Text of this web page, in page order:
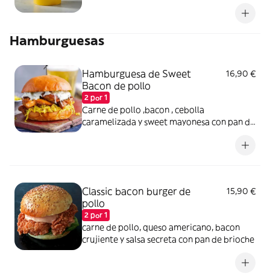
perfecta para acompañar con una cerveza
paraíso de las alitas?”
Hamburguesas
Hamburguesa de Sweet
Bacon de pollo
2 por 1
16,90 €
Carne de pollo ,bacon , cebolla
caramelizada y sweet mayonesa con pan de
Classic bacon burger de
pollo
2 por 1
15,90 €
carne de pollo, queso americano, bacon
crujiente y salsa secreta con pan de brioche